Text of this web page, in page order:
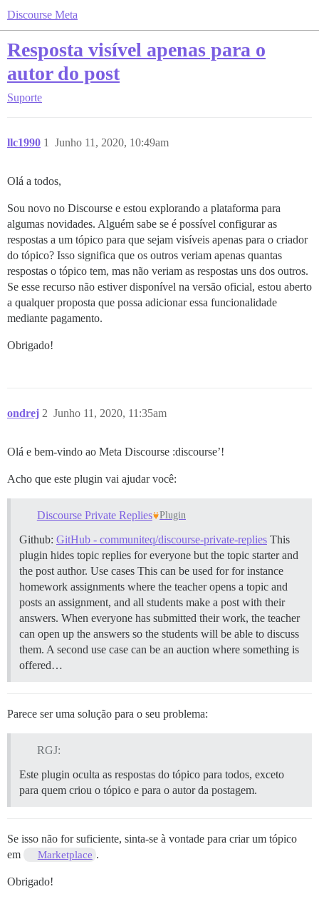
Discourse Meta
Resposta visível apenas para o
autor do post
Suporte
llc1990 Junho 11, 2020, 10:49am
1
Olá a todos,
Sou novo no Discourse e estou explorando a plataforma para
algumas novidades. Alguém sabe se é possível configurar as
respostas a um tópico para que sejam visíveis apenas para o criador
do tópico? Isso significa que os outros veriam apenas quantas
respostas o tópico tem, mas não veriam as respostas uns dos outros.
Se esse recurso não estiver disponível na versão oficial, estou aberto
a qualquer proposta que possa adicionar essa funcionalidade
mediante pagamento.
Obrigado!
ondrej Junho 11, 2020, 11:35am
2
Olá e bem-vindo ao Meta Discourse :discourse’!
Acho que este plugin vai ajudar você:
Discourse Private Replies Plugin
Github: GitHub - communiteq/discourse-private-replies This
plugin hides topic replies for everyone but the topic starter and
the post author. Use cases This can be used for for instance
homework assignments where the teacher opens a topic and
posts an assignment, and all students make a post with their
answers. When everyone has submitted their work, the teacher
can open up the answers so the students will be able to discuss
them. A second use case can be an auction where something is
offered…
Parece ser uma solução para o seu problema:
RGJ:
Este plugin oculta as respostas do tópico para todos, exceto
para quem criou o tópico e para o autor da postagem.
Se isso não for suficiente, sinta-se à vontade para criar um tópico
em
Marketplace .
Obrigado!